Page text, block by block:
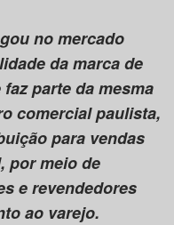
no mercado
da marca de
parte da mesma
comercial paulista,
para vendas
por meio de
e revendedores
ao varejo.